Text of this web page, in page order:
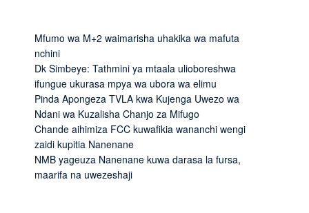
Mfumo wa M+2 waimarisha uhakika wa mafuta
nchini
Dk Simbeye: Tathmini ya mtaala ulioboreshwa
ifungue ukurasa mpya wa ubora wa elimu
Pinda Apongeza TVLA kwa Kujenga Uwezo wa
Ndani wa Kuzalisha Chanjo za Mifugo
Chande aihimiza FCC kuwafikia wananchi wengi
zaidi kupitia Nanenane
NMB yageuza Nanenane kuwa darasa la fursa,
maarifa na uwezeshaji